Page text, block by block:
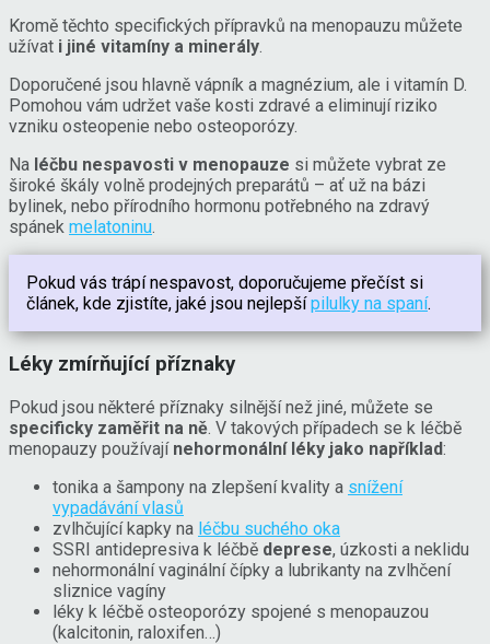
Kromě těchto specifických přípravků na menopauzu můžete
užívat i jiné vitamíny a minerály.
Doporučené jsou hlavně vápník a magnézium, ale i vitamín D.
Pomohou vám udržet vaše kosti zdravé a eliminují riziko
vzniku osteopenie nebo osteoporózy.
Na léčbu nespavosti v menopauze si můžete vybrat ze
široké škály volně prodejných preparátů – ať už na bázi
bylinek, nebo přírodního hormonu potřebného na zdravý
spánek melatoninu.
Pokud vás trápí nespavost, doporučujeme přečíst si
článek, kde zjistíte, jaké jsou nejlepšípilulky na spaní.
Léky zmírňující příznaky
Pokud jsou některé příznaky silnější než jiné, můžete se
specificky zaměřit na ně. V takových případech se k léčbě
menopauzy používají nehormonální léky jako například:
tonika a šampony na zlepšení kvality a snížení
vypadávání vlasů
zvlhčující kapky na léčbu suchého oka
SSRI antidepresiva k léčbě deprese, úzkosti a neklidu
nehormonální vaginální čípky a lubrikanty na zvlhčení
sliznice vagíny
léky k léčbě osteoporózy spojené s menopauzou
(kalcitonin, raloxifen…)